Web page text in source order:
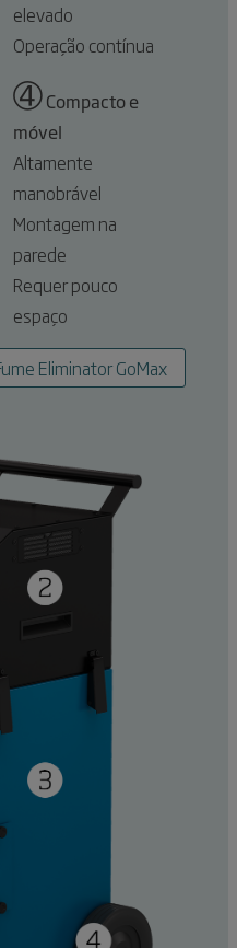
elevado
Operação contínua
➃Compacto e
móvel
Altamente
manobrável
Montagem na
parede
Requer pouco
espaço
Eliminator GoMax